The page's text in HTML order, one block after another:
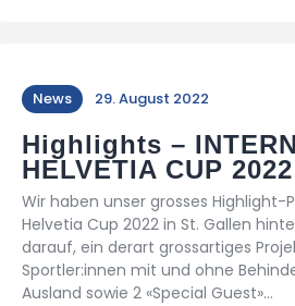
News 29. August 2022
Highlights –
HELVETIA CUP
Wir haben unser grosses Highlight-
Helvetia Cup 2022 in St. Gallen
darauf, ein derart grossartiges
Sportler:innen mit und ohne
Ausland sowie 2 «Special Guest»…